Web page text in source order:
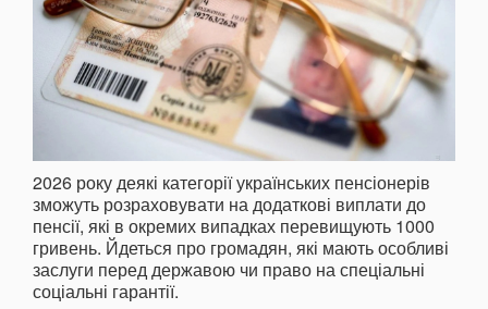
2026 року деякі категорії українських пенсіонерів
зможуть розраховувати на додаткові виплати до
пенсії, які в окремих випадках перевищують 1000
гривень. Йдеться про громадян, які мають особливі
заслуги перед державою чи право на спеціальні
соціальні гарантії.